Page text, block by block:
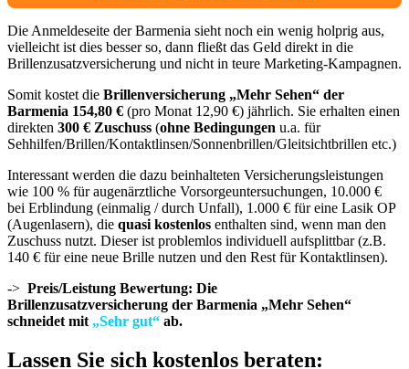
Die Anmeldeseite der Barmenia sieht noch ein wenig holprig aus,
vielleicht ist dies besser so, dann fließt das Geld direkt in die
Brillenzusatzversicherung und nicht in teure Marketing-Kampagnen.
Somit kostet die Brillenversicherung „Mehr Sehen“ der
Barmenia 154,80 € (pro Monat 12,90 €) jährlich. Sie erhalten einen
direkten 300 € Zuschuss (ohne Bedingungen u.a. für
Sehhilfen/Brillen/Kontaktlinsen/Sonnenbrillen/Gleitsichtbrillen etc.)
Interessant werden die dazu beinhalteten Versicherungsleistungen
wie 100 % für augenärztliche Vorsorgeuntersuchungen, 10.000 €
bei Erblindung (einmalig / durch Unfall), 1.000 € für eine Lasik OP
(Augenlasern), die quasi kostenlos enthalten sind, wenn man den
Zuschuss nutzt. Dieser ist problemlos individuell aufsplittbar (z.B.
140 € für eine neue Brille nutzen und den Rest für Kontaktlinsen).
-> Preis/Leistung Bewertung: Die
Brillenzusatzversicherung der Barmenia „Mehr Sehen“
schneidet mit „Sehr gut“ ab.
Lassen Sie sich kostenlos beraten: